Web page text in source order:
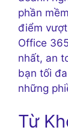
phần
điểm
Office
nhất, an
bạn tối
những
Từ